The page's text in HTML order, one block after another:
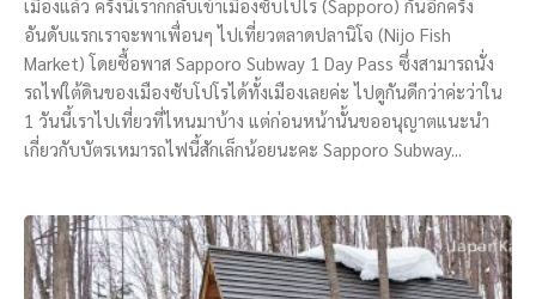
เมืองแล้ว ครั้งนี้เราก็กลับเข้าเมืองซับโปโร (Sapporo) กันอีกครั้ง
อันดับแรกเราจะพาเพื่อนๆ ไปเที่ยวตลาดปลานิโจ (Nijo Fish
Market) โดยซื้อพาส Sapporo Subway 1 Day Pass ซึ่งสามารถนั่ง
รถไฟใต้ดินของเมืองซับโปโรได้ทั้งเมืองเลยค่ะ ไปดูกันดีกว่าค่ะว่าใน
1 วันนี้เราไปเที่ยวที่ไหนมาบ้าง แต่ก่อนหน้านั้นขออนุญาตแนะนำ
เกี่ยวกับบัตรเหมารถไฟนี้สักเล็กน้อยนะคะ Sapporo Subway...